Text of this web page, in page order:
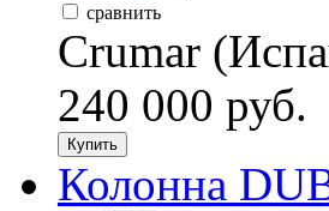
сравнить
Crumar
240 000 руб.
Купить
Колонна